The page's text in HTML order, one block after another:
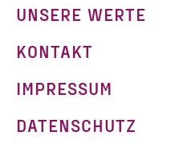
UNSERE WERTE
KONTAKT
IMPRESSUM
DATENSCHUTZ